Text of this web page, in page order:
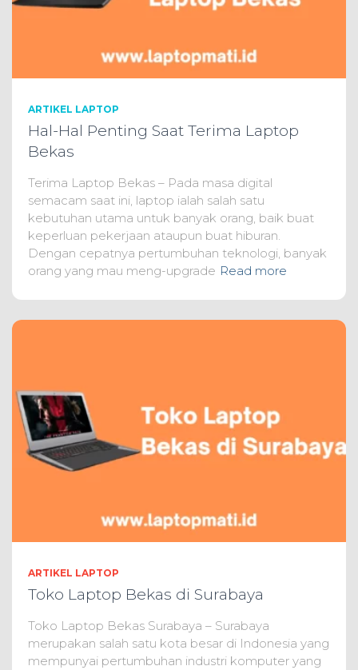
ARTIKEL LAPTOP
Hal-Hal Penting Saat Terima Laptop
Bekas
Terima Laptop Bekas – Pada masa digital
semacam saat ini, laptop ialah salah satu
kebutuhan utama untuk banyak orang, baik buat
keperluan pekerjaan ataupun buat hiburan.
Dengan cepatnya pertumbuhan teknologi, banyak
orang yang mau meng-upgrade Read more
ARTIKEL LAPTOP
Toko Laptop Bekas di Surabaya
Toko Laptop Bekas Surabaya – Surabaya
merupakan salah satu kota besar di Indonesia yang
mempunyai pertumbuhan industri komputer yang